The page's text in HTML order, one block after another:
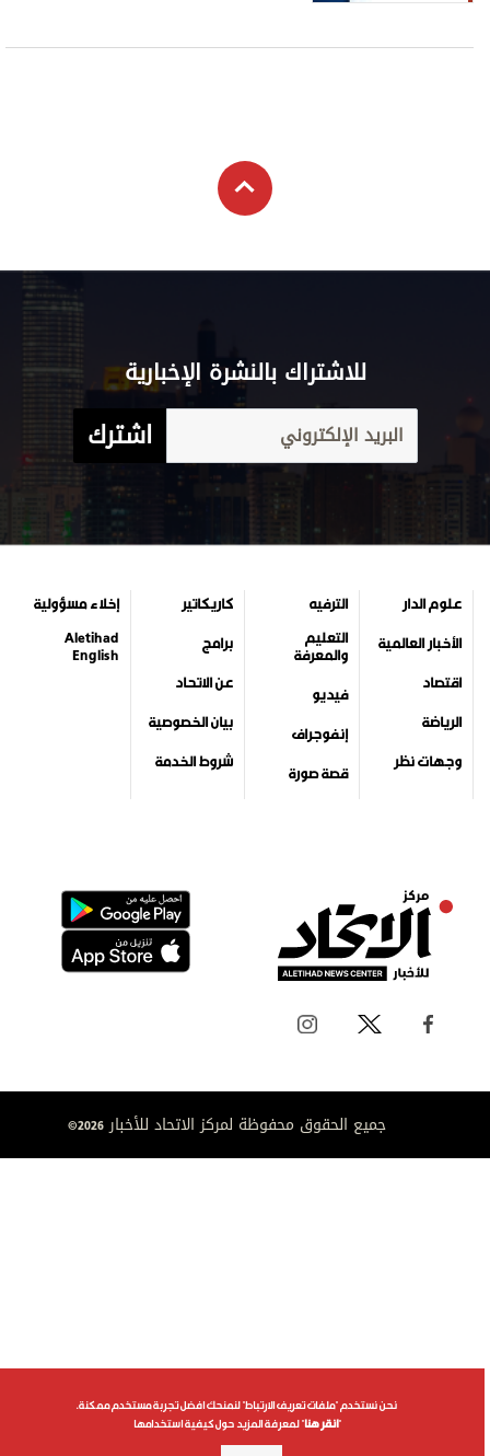
للاشتراك بالنشرة الإخبارية
اشترك
علوم الدار
الأخبار العالمية
اقتصاد
الرياضة
وجهات نظر
الترفيه
التعليم
والمعرفة
فيديو
إنفوجراف
قصة صورة
كاريكاتير
برامج
عن الاتحاد
بيان الخصوصية
شروط الخدمة
إخلاء مسؤولية
Aletihad
English
جميع الحقوق محفوظة لمركز الاتحاد للأخبار 2026©
نحن نستخدم "ملفات تعريف الارتباط" لنمنحك افضل تجربة مستخدم ممكنة.
انقر هنا" لمعرفة المزيد حول كيفية استخدامها